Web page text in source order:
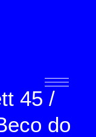
45
do